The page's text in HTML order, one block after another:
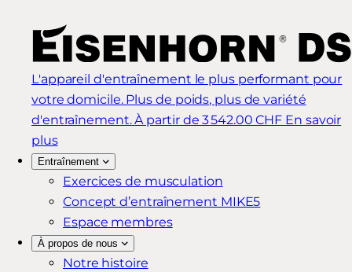
L'appareil d'entraînement le plus performant pour
votre domicile. Plus de poids, plus de variété
d'entraînement. À partir de 3 542.00 CHF En savoir
plus
Entraînement
Exercices de musculation
Concept d’entraînement MIKE5
Espace membres
À propos de nous
Notre histoire